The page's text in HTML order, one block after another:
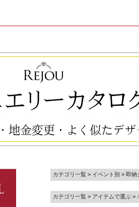
カテゴリ一覧 > イベント別 > 即納
カテゴリ一覧 > アイテムで選ぶ >